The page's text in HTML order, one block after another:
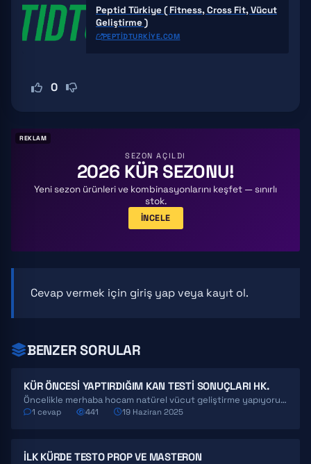
Peptid Türkiye ( Fitness, Cross Fit, Vücut
Geliştirme )
PEPTIDTURKIYE.COM
0
REKLAM
SEZON AÇILDI
2026 KÜR SEZONU!
Yeni sezon ürünleri ve kombinasyonlarını keşfet — sınırlı
stok.
İNCELE
Cevap vermek için giriş yapveya kayıt ol.
BENZER SORULAR
KÜR ÖNCESI YAPTIRDIĞIM KAN TESTI SONUÇLARI HK.
Öncelikle merhaba hocam natürel vücut geliştirme yapıyorum kontrol amaçlı hormonlarıma baktırdım bazı günler göğüste batma hissi…
1 cevap 441 19 Haziran 2025
İLK KÜRDE TESTO PROP VE MASTERON